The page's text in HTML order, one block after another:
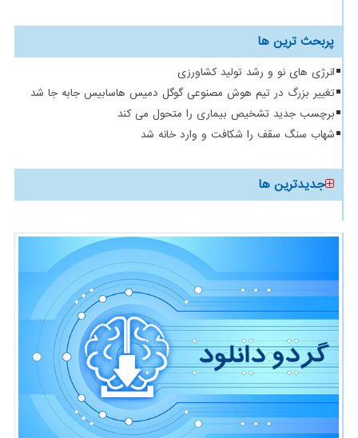
پربحث ترین ها
انرژی های نو و رشد تولید کشاورزی
تغییر بزرگ در تیم هوش مصنوعی گوگل دمیس هاسابیس جابه جا شد
برچسب جدید تشخیص بیماری را متحول می کند
شهاب سنگ سقف را شکافت و وارد خانه شد
جدیدترین ها